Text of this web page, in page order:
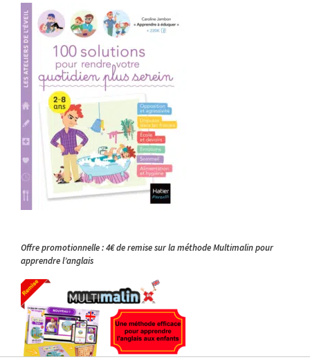
Offre promotionnelle : 4€ de remise sur la méthode Multimalin pour
apprendre l’anglais